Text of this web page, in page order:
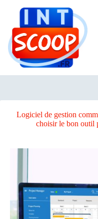
Logiciel de gestion
choisir le bon outil